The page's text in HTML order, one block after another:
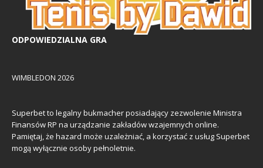
ODPOWIEDZIALNA GRA
WIMBLEDON 2026
Superbet to legalny bukmacher posiadający zezwolenie Ministra
Finansów RP na urządzanie zakładów wzajemnych online.
Pamiętaj, że hazard może uzależniać, a korzystać z usług Superbet
mogą wyłącznie osoby pełnoletnie.